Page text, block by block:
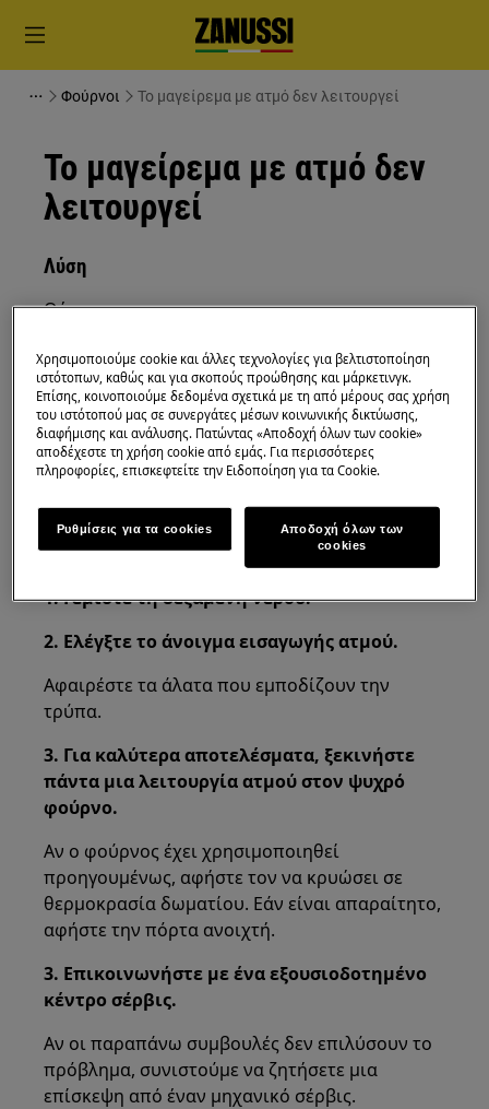
Φούρνοι Το μαγείρεμα με ατμό δεν λειτουργεί
Το μαγείρεμα με ατμό δεν
λειτουργεί
Λύση
Θέμα:
Το μαγείρεμα με ατμό δεν λειτουργεί
Το αποτέλεσμα ψησίματος ή
μαγειρέματος με λειτουργία ατμού είναι
κακή
Εφαρμόζεται σε:
ενντοιχιζόμενο φούρνο ατμού
Ανάλυση:
1. Γεμίστε τη δεξαμενή νερού.
2. Ελέγξτε το άνοιγμα εισαγωγής ατμού.
Αφαιρέστε τα άλατα που εμποδίζουν την
τρύπα.
3. Για καλύτερα αποτελέσματα, ξεκινήστε
πάντα μια λειτουργία ατμού στον ψυχρό
φούρνο.
Αν ο φούρνος έχει χρησιμοποιηθεί
προηγουμένως, αφήστε τον να κρυώσει σε
θερμοκρασία δωματίου. Εάν είναι απαραίτητο,
αφήστε την πόρτα ανοιχτή.
3. Επικοινωνήστε με ένα εξουσιοδοτημένο
κέντρο σέρβις.
Αν οι παραπάνω συμβουλές δεν επιλύσουν το
πρόβλημα, συνιστούμε να ζητήσετε μια
επίσκεψη από έναν μηχανικό σέρβις.
Χρησιμοποιούμε cookie και άλλες τεχνολογίες για βελτιστοποίηση
ιστότοπων, καθώς και για σκοπούς προώθησης και μάρκετινγκ.
Επίσης, κοινοποιούμε δεδομένα σχετικά με τη από μέρους σας χρήση
του ιστότοπού μας σε συνεργάτες μέσων κοινωνικής δικτύωσης,
διαφήμισης και ανάλυσης. Πατώντας «Αποδοχή όλων των cookie»
αποδέχεστε τη χρήση cookie από εμάς. Για περισσότερες
πληροφορίες, επισκεφτείτε την Ειδοποίηση για τα Cookie.
Ρυθμίσεις για τα cookies
Αποδοχή όλων των
cookies